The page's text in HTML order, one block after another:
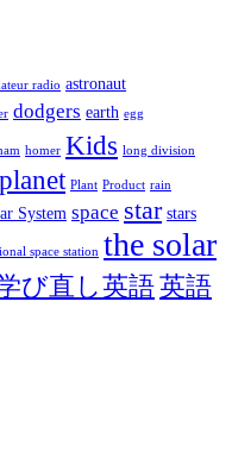
radio astronaut
dodgers earth egg
homer Kids long division
planet Plant Product rain
System space star stars
space station the solar
び直し英語英語